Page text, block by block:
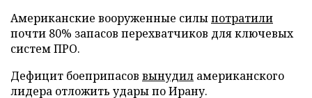
Американские вооруженные силыпотратили
почти 80% запасов перехватчиков для ключевых
систем ПРО.
Дефицит боеприпасов вынудил американского
лидера отложить удары по Ирану.